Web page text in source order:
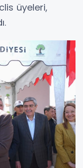
üyeleri,